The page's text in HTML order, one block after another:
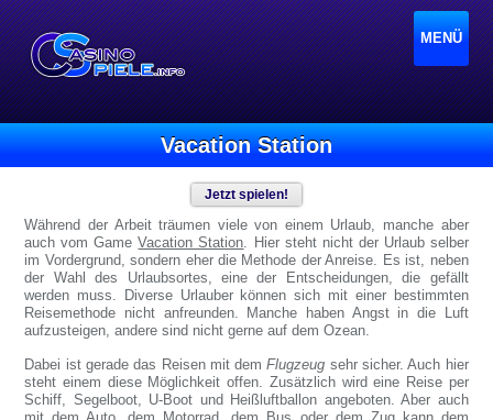
MENÜ
Vacation Station
Jetzt spielen!
Während der Arbeit träumen viele von einem Urlaub, manche aber
auch vom GameVacation Station. Hier steht nicht der Urlaub selber
im Vordergrund, sondern eher die Methode der Anreise. Es ist, neben
der Wahl des Urlaubsortes, eine der Entscheidungen, die gefällt
werden muss. Diverse Urlauber können sich mit einer bestimmten
Reisemethode nicht anfreunden. Manche haben Angst in die Luft
aufzusteigen, andere sind nicht gerne auf dem Ozean.
Dabei ist gerade das Reisen mit demFlugzeug sehr sicher. Auch hier
steht einem diese Möglichkeit offen. Zusätzlich wird eine Reise per
Schiff, Segelboot, U-Boot und Heißluftballon angeboten. Aber auch